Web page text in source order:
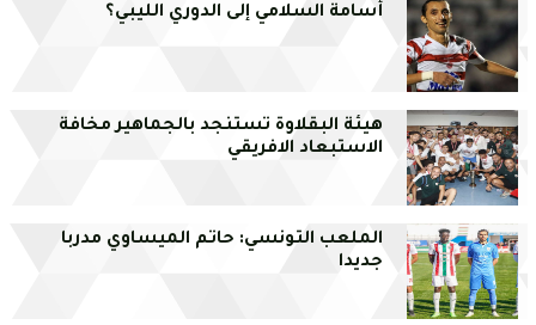
أسامة السلامي إلى الدوري الليبي؟
هيئة البقلاوة تستنجد بالجماهير مخافة
الاستبعاد الافريقي
الملعب التونسي: حاتم الميساوي مدربا
جديدا